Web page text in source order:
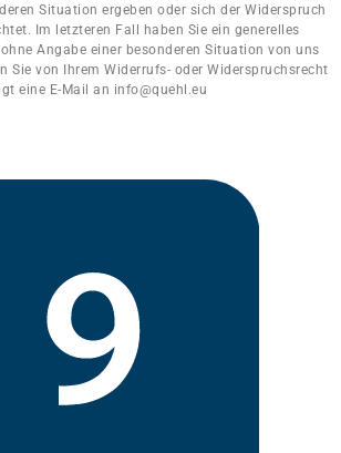
Situation ergeben oder sich der Widerspruch
Im letzteren Fall haben Sie ein generelles
Angabe einer besonderen Situation von uns
Sie von Ihrem Widerrufs- oder Widerspruchsrecht
eine E-Mail an info@quehl.eu